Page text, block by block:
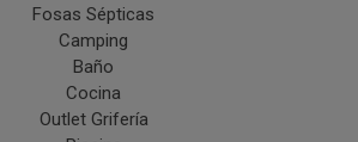
Fosas Sépticas
Camping
Baño
Cocina
Outlet Grifería